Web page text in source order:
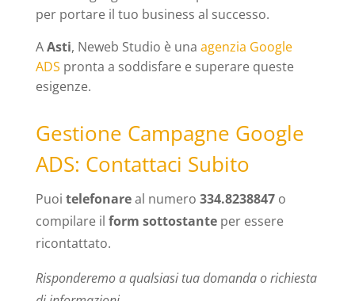
per portare il tuo business al successo.
AAsti, Neweb Studio è una agenzia Google
ADS pronta a soddisfare e superare queste
esigenze.
Gestione Campagne Google
ADS: Contattaci Subito
Puoi telefonareal numero 334.8238847 o
compilare il form sottostanteper essere
ricontattato.
Risponderemo a qualsiasi tua domanda o richiesta